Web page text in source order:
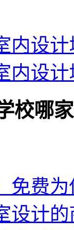
内设
内设
校哪
免费
设计